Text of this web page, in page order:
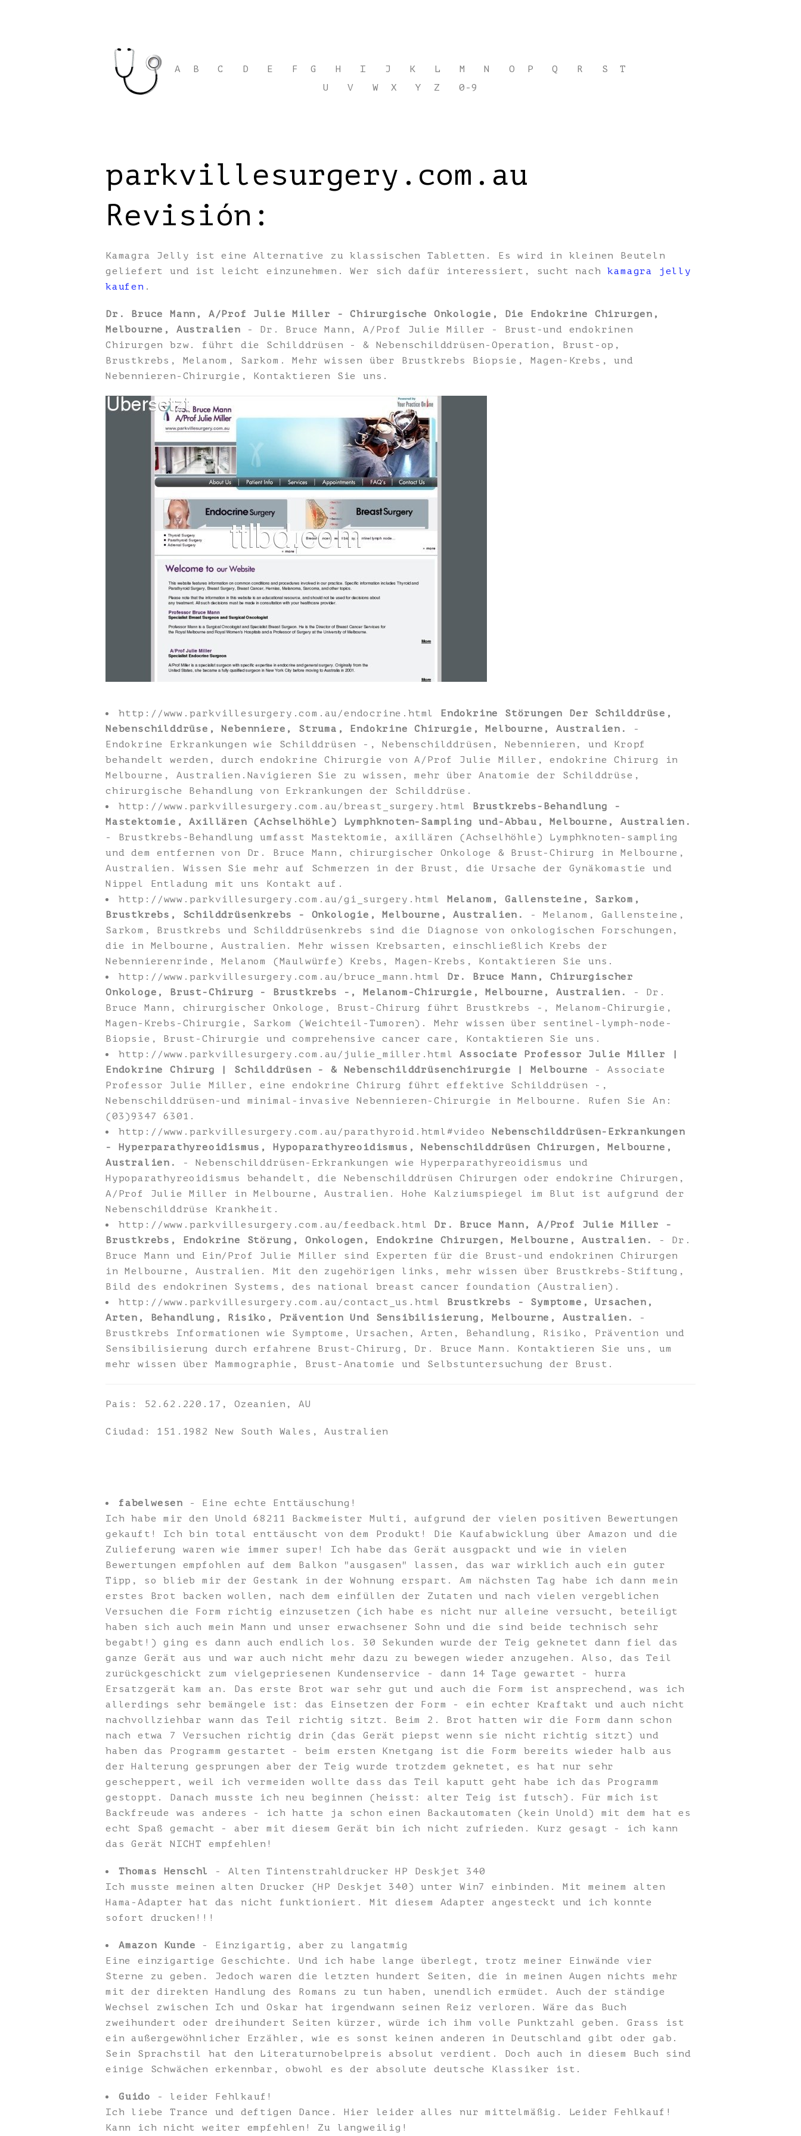
A B C D E F G H I J K L M N O P Q R S
T
U
V W X Y Z 0-9
parkvillesurgery.com.au
Revisión:
Kamagra Jelly ist eine Alternative zu klassischen Tabletten. Es wird in kleinen Beuteln
geliefert und ist leicht einzunehmen. Wer sich dafür interessiert, sucht nachkamagra jelly
kaufen .
Dr. Bruce Mann, A/Prof Julie Miller - Chirurgische Onkologie, Die Endokrine Chirurgen,
Melbourne, Australien - Dr. Bruce Mann, A/Prof Julie Miller - Brust-und endokrinen
Chirurgen bzw. führt die Schilddrüsen - & Nebenschilddrüsen-Operation, Brust-op,
Brustkrebs, Melanom, Sarkom. Mehr wissen über Brustkrebs Biopsie, Magen-Krebs, und
Nebennieren-Chirurgie, Kontaktieren Sie uns.
http://www.parkvillesurgery.com.au/endocrine.html
Endokrine Störungen Der Schilddrüse,
Nebenschilddrüse, Nebenniere, Struma, Endokrine Chirurgie, Melbourne, Australien.
-
Endokrine Erkrankungen wie Schilddrüsen -, Nebenschilddrüsen, Nebennieren, und Kropf
behandelt werden, durch endokrine Chirurgie von A/Prof Julie Miller, endokrine Chirurg in
Melbourne, Australien.Navigieren Sie zu wissen, mehr über Anatomie der Schilddrüse,
chirurgische Behandlung von Erkrankungen der Schilddrüse.
http://www.parkvillesurgery.com.au/breast_surgery.html
Brustkrebs-Behandlung -
Mastektomie, Axillären (Achselhöhle) Lymphknoten-Sampling und-Abbau, Melbourne, Australien.
- Brustkrebs-Behandlung umfasst Mastektomie, axillären (Achselhöhle) Lymphknoten-sampling
und dem entfernen von Dr. Bruce Mann, chirurgischer Onkologe & Brust-Chirurg in Melbourne,
Australien. Wissen Sie mehr auf Schmerzen in der Brust, die Ursache der Gynäkomastie und
Nippel Entladung mit uns Kontakt auf.
http://www.parkvillesurgery.com.au/gi_surgery.html Melanom, Gallensteine, Sarkom,
Brustkrebs, Schilddrüsenkrebs - Onkologie, Melbourne, Australien.
- Melanom, Gallensteine,
Sarkom, Brustkrebs und Schilddrüsenkrebs sind die Diagnose von onkologischen Forschungen,
die in Melbourne, Australien. Mehr wissen Krebsarten, einschließlich Krebs der
Nebennierenrinde, Melanom (Maulwürfe) Krebs, Magen-Krebs, Kontaktieren Sie uns.
http://www.parkvillesurgery.com.au/bruce_mann.html
Dr. Bruce Mann, Chirurgischer
Onkologe, Brust-Chirurg - Brustkrebs -, Melanom-Chirurgie, Melbourne, Australien.
- Dr.
Bruce Mann, chirurgischer Onkologe, Brust-Chirurg führt Brustkrebs -, Melanom-Chirurgie,
Magen-Krebs-Chirurgie, Sarkom (Weichteil-Tumoren). Mehr wissen über sentinel-lymph-node-
Biopsie, Brust-Chirurgie und comprehensive cancer care, Kontaktieren Sie uns.
http://www.parkvillesurgery.com.au/julie_miller.htmlAssociate Professor Julie Miller |
Endokrine Chirurg | Schilddrüsen - & Nebenschilddrüsenchirurgie | Melbourne
- Associate
Professor Julie Miller, eine endokrine Chirurg führt effektive Schilddrüsen -,
Nebenschilddrüsen-und minimal-invasive Nebennieren-Chirurgie in Melbourne. Rufen Sie An:
(03)9347 6301.
http://www.parkvillesurgery.com.au/parathyroid.html#video Nebenschilddrüsen-Erkrankungen
- Hyperparathyreoidismus, Hypoparathyreoidismus, Nebenschilddrüsen Chirurgen, Melbourne,
Australien.
- Nebenschilddrüsen-Erkrankungen wie Hyperparathyreoidismus und
Hypoparathyreoidismus behandelt, die Nebenschilddrüsen Chirurgen oder endokrine Chirurgen,
A/Prof Julie Miller in Melbourne, Australien. Hohe Kalziumspiegel im Blut ist aufgrund der
Nebenschilddrüse Krankheit.
http://www.parkvillesurgery.com.au/feedback.html Dr. Bruce Mann, A/Prof Julie Miller -
Brustkrebs, Endokrine Störung, Onkologen, Endokrine Chirurgen, Melbourne, Australien.
- Dr.
Bruce Mann und Ein/Prof Julie Miller sind Experten für die Brust-und endokrinen Chirurgen
in Melbourne, Australien. Mit den zugehörigen links, mehr wissen über Brustkrebs-Stiftung,
Bild des endokrinen Systems, des national breast cancer foundation (Australien).
http://www.parkvillesurgery.com.au/contact_us.html
Brustkrebs - Symptome, Ursachen,
Arten, Behandlung, Risiko, Prävention Und Sensibilisierung, Melbourne, Australien.
-
Brustkrebs Informationen wie Symptome, Ursachen, Arten, Behandlung, Risiko, Prävention und
Sensibilisierung durch erfahrene Brust-Chirurg, Dr. Bruce Mann. Kontaktieren Sie uns, um
mehr wissen über Mammographie, Brust-Anatomie und Selbstuntersuchung der Brust.
País: 52.62.220.17, Ozeanien, AU
Ciudad: 151.1982 New South Wales, Australien
fabelwesen - Eine echte Enttäuschung!
Ich habe mir den Unold 68211 Backmeister Multi, aufgrund der vielen positiven Bewertungen
gekauft! Ich bin total enttäuscht von dem Produkt! Die Kaufabwicklung über Amazon und die
Zulieferung waren wie immer super! Ich habe das Gerät ausgpackt und wie in vielen
Bewertungen empfohlen auf dem Balkon "ausgasen" lassen, das war wirklich auch ein guter
Tipp, so blieb mir der Gestank in der Wohnung erspart. Am nächsten Tag habe ich dann mein
erstes Brot backen wollen, nach dem einfüllen der Zutaten und nach vielen vergeblichen
Versuchen die Form richtig einzusetzen (ich habe es nicht nur alleine versucht, beteiligt
haben sich auch mein Mann und unser erwachsener Sohn und die sind beide technisch sehr
begabt!) ging es dann auch endlich los. 30 Sekunden wurde der Teig geknetet dann fiel das
ganze Gerät aus und war auch nicht mehr dazu zu bewegen wieder anzugehen. Also, das Teil
zurückgeschickt zum vielgepriesenen Kundenservice - dann 14 Tage gewartet - hurra
Ersatzgerät kam an. Das erste Brot war sehr gut und auch die Form ist ansprechend, was ich
allerdings sehr bemängele ist: das Einsetzen der Form - ein echter Kraftakt und auch nicht
nachvollziehbar wann das Teil richtig sitzt. Beim 2. Brot hatten wir die Form dann schon
nach etwa 7 Versuchen richtig drin (das Gerät piepst wenn sie nicht richtig sitzt) und
haben das Programm gestartet - beim ersten Knetgang ist die Form bereits wieder halb aus
der Halterung gesprungen aber der Teig wurde trotzdem geknetet, es hat nur sehr
gescheppert, weil ich vermeiden wollte dass das Teil kaputt geht habe ich das Programm
gestoppt. Danach musste ich neu beginnen (heisst: alter Teig ist futsch). Für mich ist
Backfreude was anderes - ich hatte ja schon einen Backautomaten (kein Unold) mit dem hat es
echt Spaß gemacht - aber mit diesem Gerät bin ich nicht zufrieden. Kurz gesagt - ich kann
das Gerät NICHT empfehlen!
Thomas Henschl
- Alten Tintenstrahldrucker HP Deskjet 340
Ich musste meinen alten Drucker (HP Deskjet 340) unter Win7 einbinden. Mit meinem alten
Hama-Adapter hat das nicht funktioniert. Mit diesem Adapter angesteckt und ich konnte
sofort drucken!!!
Amazon Kunde - Einzigartig, aber zu langatmig
Eine einzigartige Geschichte. Und ich habe lange überlegt, trotz meiner Einwände vier
Sterne zu geben. Jedoch waren die letzten hundert Seiten, die in meinen Augen nichts mehr
mit der direkten Handlung des Romans zu tun haben, unendlich ermüdet. Auch der ständige
Wechsel zwischen Ich und Oskar hat irgendwann seinen Reiz verloren. Wäre das Buch
zweihundert oder dreihundert Seiten kürzer, würde ich ihm volle Punktzahl geben. Grass ist
ein außergewöhnlicher Erzähler, wie es sonst keinen anderen in Deutschland gibt oder gab.
Sein Sprachstil hat den Literaturnobelpreis absolut verdient. Doch auch in diesem Buch sind
einige Schwächen erkennbar, obwohl es der absolute deutsche Klassiker ist.
Guido
- leider Fehlkauf!
Ich liebe Trance und deftigen Dance. Hier leider alles nur mittelmäßig. Leider Fehlkauf!
Kann ich nicht weiter empfehlen! Zu langweilig!